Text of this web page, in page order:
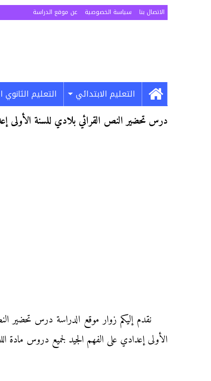
الاتصال بنا سياسة الخصوصية عن موقع الدراسة
التعليم الابتدائي التعليم
درس تحضير النص القرائي بلادي للسنة الأولى
نقدم إليكم زوار موقع الدراسة درس تحضير
الأولى إعدادي على الفهم الجيد لجميع دروس مادة